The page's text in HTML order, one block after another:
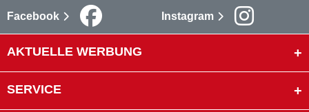
Facebook Instagram
AKTUELLE WERBUNG
SERVICE